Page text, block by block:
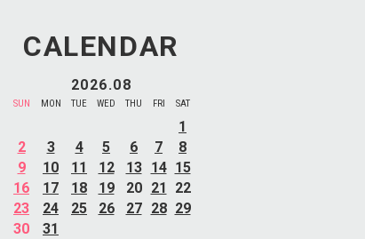
CALENDAR
2026.08
SUN MON TUE WED THU FRI SAT
1
2
3 4 5 6 7
8
9
10 11 12 13 14 15
16
17 18 19 20 21
22
23
24 25 26 27 28 29
30
31